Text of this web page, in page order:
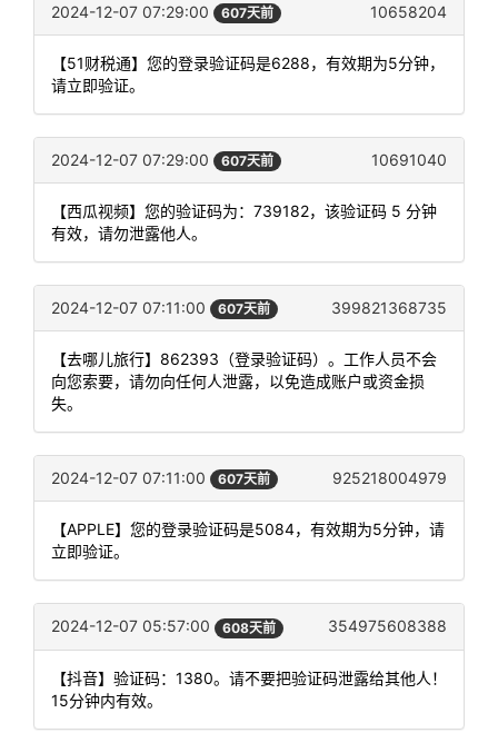
2024-12-07 07:29:00 607天前 10658204
【51财税通】您的登录验证码是6288，有效期为5分钟，
请立即验证。
2024-12-07 07:29:00 607天前 10691040
【西瓜视频】您的验证码为：739182，该验证码 5 分钟
有效，请勿泄露他人。
2024-12-07 07:11:00 607天前 399821368735
【去哪儿旅行】862393（登录验证码）。工作人员不会
向您索要，请勿向任何人泄露，以免造成账户或资金损
失。
2024-12-07 07:11:00 607天前 925218004979
【APPLE】您的登录验证码是5084，有效期为5分钟，请
立即验证。
2024-12-07 05:57:00 608天前 354975608388
【抖音】验证码：1380。请不要把验证码泄露给其他人！
15分钟内有效。